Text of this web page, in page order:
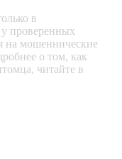
в
проверенных
на мошеннические
о том, как
читайте в